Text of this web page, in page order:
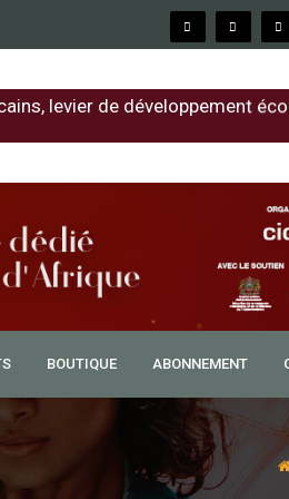
levier de développement
BOUTIQUE ABONNEMENT